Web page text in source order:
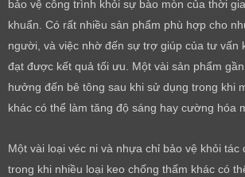
bảo vệ công trình khỏi sự bào mòn của thời
khuẩn. Có rất nhiều sản phẩm phù hợp cho
người, và việc nhờ đến sự trợ giúp của tư vấn
đạt được kết quả tối ưu. Một vài sản phẩm
hưởng đến bê tông sau khi sử dụng trong khi
khác có thể làm tăng độ sáng hay cường hóa
Một vài loại véc ni và nhựa chỉ bảo vệ khỏi tác
trong khi nhiều loại keo chống thấm khác có